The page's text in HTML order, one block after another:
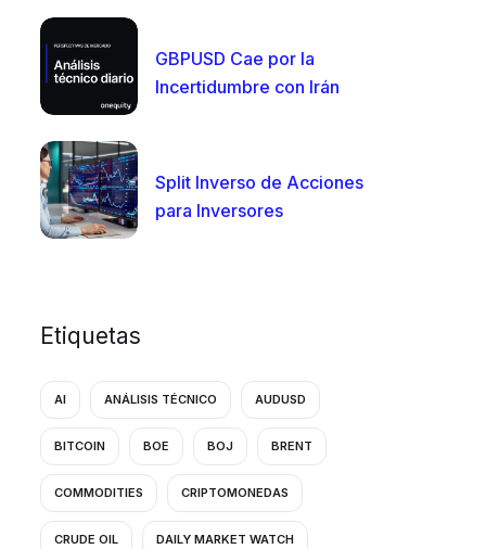
GBPUSD Cae por la
Incertidumbre con Irán
Split Inverso de Acciones
para Inversores
Etiquetas
AI ANÁLISIS TÉCNICO AUDUSD
BITCOIN BOE BOJ BRENT
COMMODITIES CRIPTOMONEDAS
CRUDE OIL DAILY MARKET WATCH